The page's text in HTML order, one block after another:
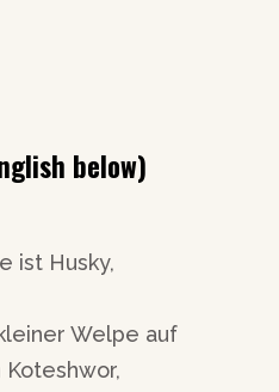
below)
ist Husky,
Welpe auf